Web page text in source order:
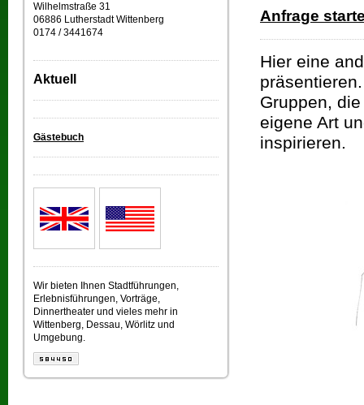
Wilhelmstraße 31
06886 Lutherstadt Wittenberg
0174 / 3441674
Aktuell
Gästebuch
Wir bieten Ihnen Stadtführungen,
Erlebnisführungen, Vorträge,
Dinnertheater und vieles mehr in
Wittenberg, Dessau, Wörlitz und
Umgebung.
Anfrage
Hier eine
Gruppen,
eigene Art
inspirieren.